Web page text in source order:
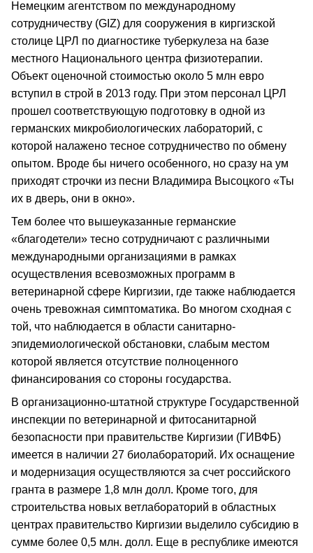
Немецким агентством по международному
сотрудничеству (GIZ) для сооружения в киргизской
столице ЦРЛ по диагностике туберкулеза на базе
местного Национального центра физиотерапии.
Объект оценочной стоимостью около 5 млн евро
вступил в строй в 2013 году. При этом персонал ЦРЛ
прошел соответствующую подготовку в одной из
германских микробиологических лабораторий, с
которой налажено тесное сотрудничество по обмену
опытом. Вроде бы ничего особенного, но сразу на ум
приходят строчки из песни Владимира Высоцкого «Ты
их в дверь, они в окно».
Тем более что вышеуказанные германские
«благодетели» тесно сотрудничают с различными
международными организациями в рамках
осуществления всевозможных программ в
ветеринарной сфере Киргизии, где также наблюдается
очень тревожная симптоматика. Во многом сходная с
той, что наблюдается в области санитарно-
эпидемиологической обстановки, слабым местом
которой является отсутствие полноценного
финансирования со стороны государства.
В организационно-штатной структуре Государственной
инспекции по ветеринарной и фитосанитарной
безопасности при правительстве Киргизии (ГИВФБ)
имеется в наличии 27 биолабораторий. Их оснащение
и модернизация осуществляются за счет российского
гранта в размере 1,8 млн долл. Кроме того, для
строительства новых ветлабораторий в областных
центрах правительство Киргизии выделило субсидию в
сумме более 0,5 млн. долл. Еще в республике имеются